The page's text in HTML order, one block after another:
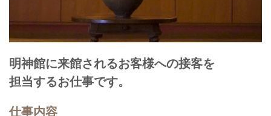
明神館に来館されるお客様への接客を
担当するお仕事です。
仕事内容